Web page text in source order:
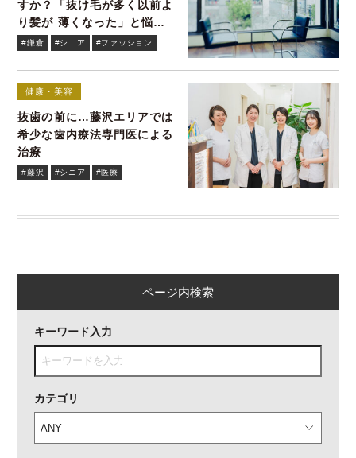
すか？「抜け毛が多く以前よ
り髪が 薄くなった」と悩む
貴女へ
#鎌倉 #シニア #ファッション
健康・美容
抜歯の前に…藤沢エリアでは
希少な歯内療法専門医による
治療
#藤沢 #シニア #医療
ページ内検索
キーワード入力
カテゴリ